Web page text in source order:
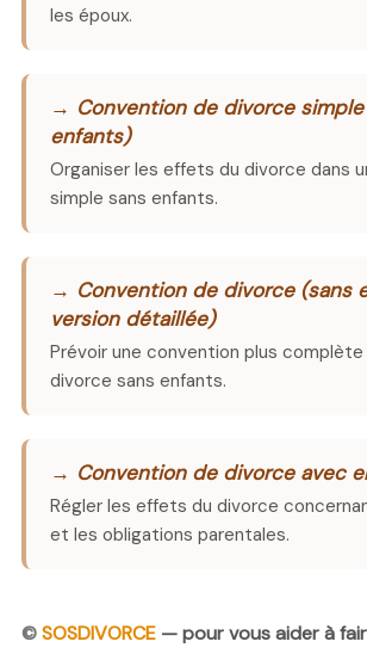
les époux.
→ Convention de divorce simple
enfants)
Organiser les effets du divorce dans
simple sans enfants.
→ Convention de divorce (sans
version détaillée)
Prévoir une convention plus complète
divorce sans enfants.
→ Convention de divorce avec
Régler les effets du divorce
et les obligations parentales.
©SOSDIVORCE — pour vous aider à